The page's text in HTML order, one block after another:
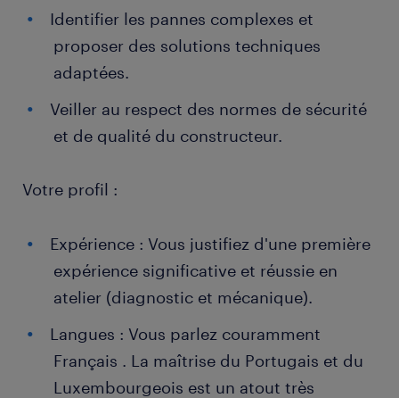
Identifier les pannes complexes et
proposer des solutions techniques
adaptées.
Veiller au respect des normes de sécurité
et de qualité du constructeur.
Votre profil :
Expérience : Vous justifiez d'une première
expérience significative et réussie en
atelier (diagnostic et mécanique).
Langues : Vous parlez couramment
Français . La maîtrise du Portugais et du
Luxembourgeois est un atout très